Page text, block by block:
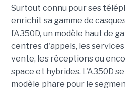
Surtout connu pour ses
enrichit sa gamme de
l’A350D, un modèle haut de
centres d'appels, les
vente, les réceptions ou
space et hybrides. L'A350D
modèle phare pour le